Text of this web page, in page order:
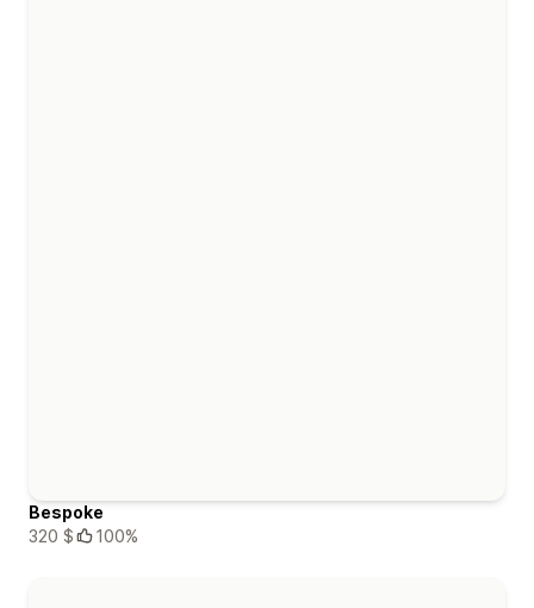
Bespoke
320 $
100%